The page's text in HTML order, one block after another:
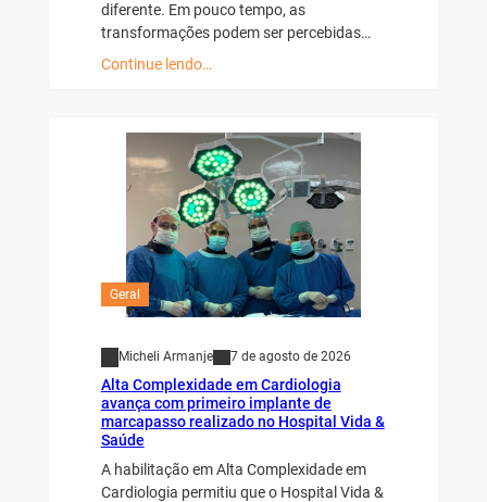
diferente. Em pouco tempo, as
transformações podem ser percebidas…
Continue lendo…
Geral
Micheli Armanje 7 de agosto de 2026
Alta Complexidade em Cardiologia
avança com primeiro implante de
marcapasso realizado no Hospital Vida &
Saúde
A habilitação em Alta Complexidade em
Cardiologia permitiu que o Hospital Vida &